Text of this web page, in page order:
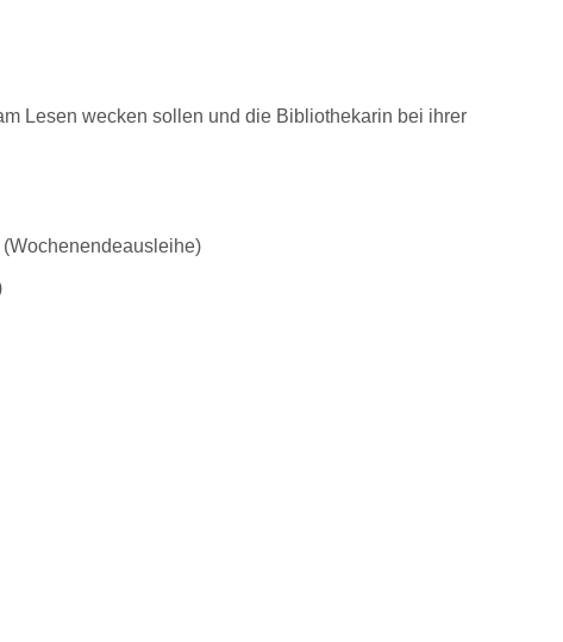
Lesen wecken sollen und die Bibliothekarin bei ihrer